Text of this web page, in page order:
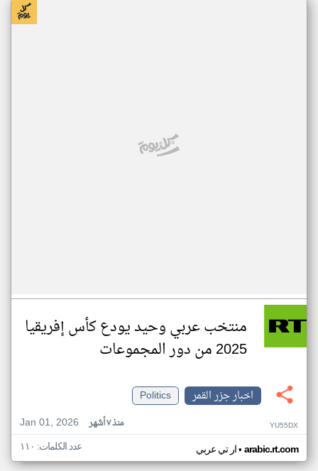
منتخب عربي وحيد يودع كأس إفريقيا
2025 من دور المجموعات
اخبار جزر القمر
Politics
Jan 01, 2026
منذ ٧ أشهر YU55DX
ار تي عربي• arabic.rt.com عدد الكلمات: ١١٠